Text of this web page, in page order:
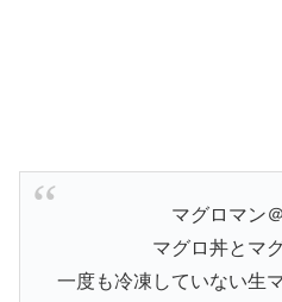
マグロマン
マグロ丼とマ
一度も冷凍していない生